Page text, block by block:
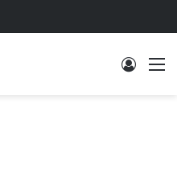
Log In